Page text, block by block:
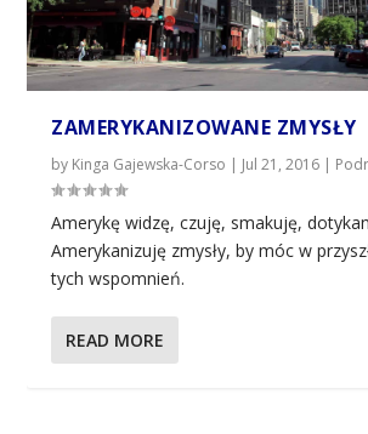
ZAMERYKANIZOWANE ZMYSŁY
by Kinga Gajewska-Corso | Jul 21, 2016 |
Amerykę widzę, czuję, smakuję,
Amerykanizuję zmysły, by móc w
tych wspomnień.
READ MORE